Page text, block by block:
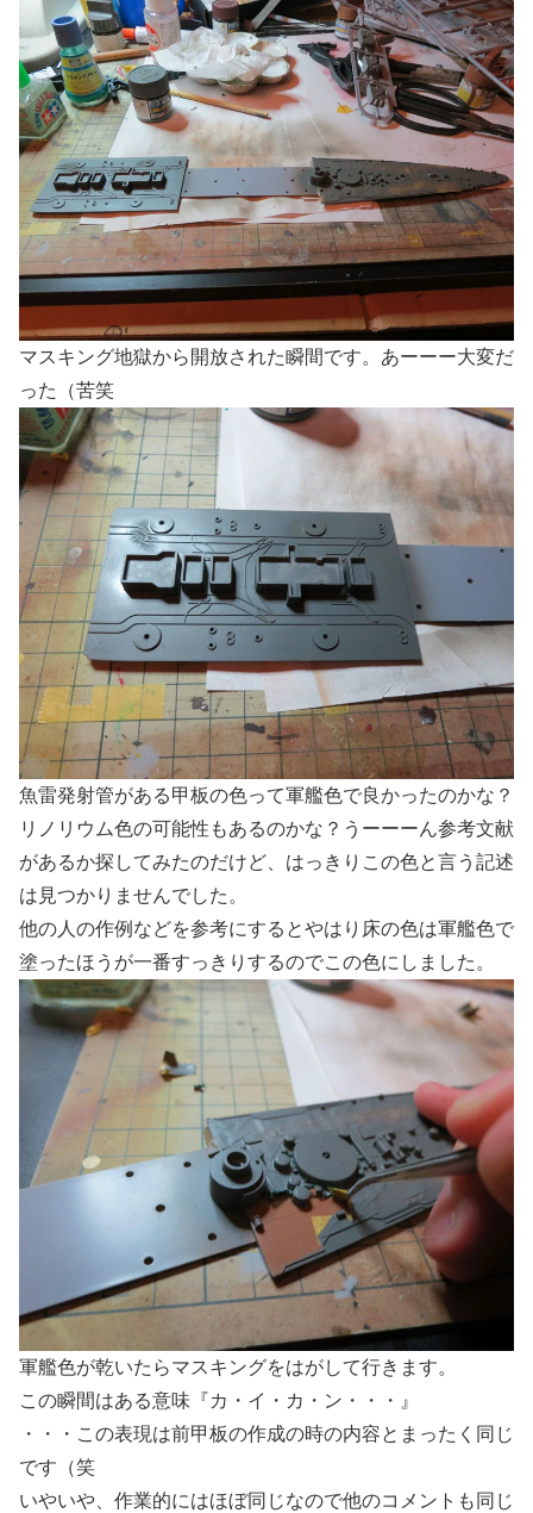
マスキング地獄から開放された瞬間です。あーーー大変だ
った（苦笑
魚雷発射管がある甲板の色って軍艦色で良かったのかな？
リノリウム色の可能性もあるのかな？うーーーん参考文献
があるか探してみたのだけど、はっきりこの色と言う記述
は見つかりませんでした。
他の人の作例などを参考にするとやはり床の色は軍艦色で
塗ったほうが一番すっきりするのでこの色にしました。
軍艦色が乾いたらマスキングをはがして行きます。
この瞬間はある意味『カ・イ・カ・ン・・・』
・・・この表現は前甲板の作成の時の内容とまったく同じ
です（笑
いやいや、作業的にはほぼ同じなので他のコメントも同じ